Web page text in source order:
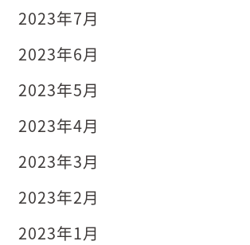
2023年7月
2023年6月
2023年5月
2023年4月
2023年3月
2023年2月
2023年1月